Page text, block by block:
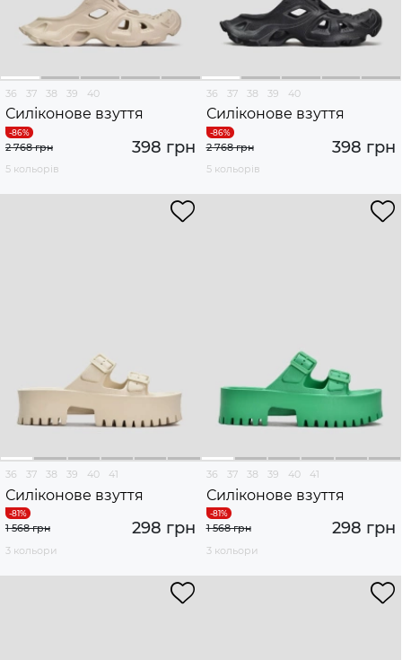
36 37 38 39 40
Силіконове взуття
398 грн
2 768 грн
5 кольорів
36 37 38 39 40
Силіконове взуття
398 грн
2 768 грн
5 кольорів
36 37 38 39 40 41
Силіконове взуття
298 грн
1 568 грн
3 кольори
36 37 38 39 40 41
Силіконове взуття
298 грн
1 568 грн
3 кольори